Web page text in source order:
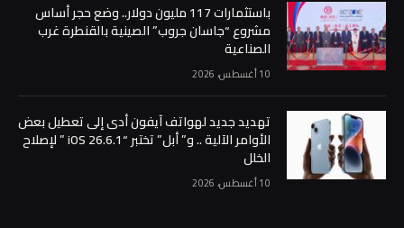
باستثمارات 117 مليون دولار.. وضع حجر أساس
مشروع “جاسان جروب” الصينية بالقنطرة غرب
الصناعية
10 أغسطس، 2026
تهديد جديد لهواتف آيفون أدى إلى تعطيل بعض
الأوامر الآلية .. و” أبل” تختبر “iOS 26.6.1 ” لإصلاح
الخلل
10 أغسطس، 2026